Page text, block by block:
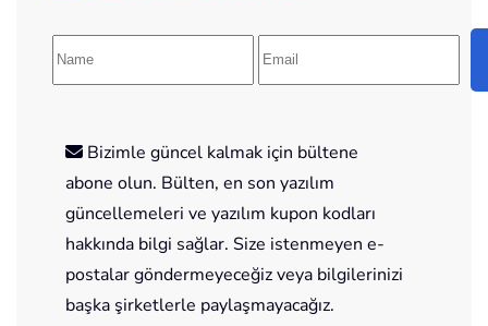
Bizimle güncel kalmak için bültene
abone olun. Bülten, en son yazılım
güncellemeleri ve yazılım kupon kodları
hakkında bilgi sağlar. Size istenmeyen e-
postalar göndermeyeceğiz veya bilgilerinizi
başka şirketlerle paylaşmayacağız.